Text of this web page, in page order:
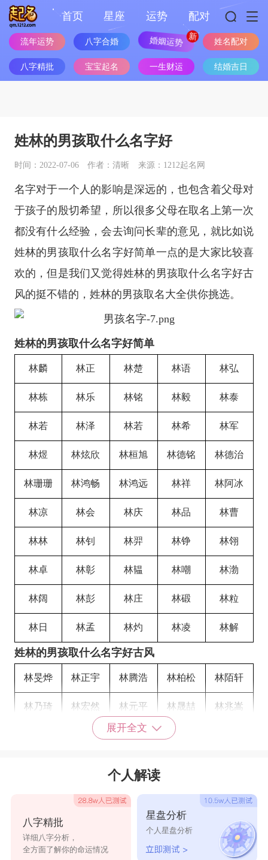
首页 星座 运势 配对
流年运势 八字合婚 婚姻运势 姓名配对
八字精批 宝宝起名 一生财运 结婚吉日
姓林的男孩取什么名字好
时间：2022-07-06 作者：清晰 来源：1212起名网
名字对于一个人的影响是深远的，也包含着父母对
于孩子的殷切希望，所以很多父母在取名上第一次
都没有什么经验，会去询问长辈的意见，就比如说
姓林的男孩取什么名字好简单一点的是大家比较喜
欢的，但是我们又觉得姓林的男孩取什么名字好古
风的挺不错的，姓林的男孩取名大全供你挑选。
姓林的男孩取什么名字好简单
林麟 林正 林楚 林语 林弘
林栋 林乐 林铭 林毅 林泰
林若 林泽 林若 林希 林军
林煜 林炫欣 林桓旭 林德铭 林德治
林珊珊 林鸿畅 林鸿远 林祥 林阿冰
林凉 林会 林庆 林品 林曹
林林 林钊 林羿 林铮 林翎
林卓 林彰 林韫 林嘲 林渤
林阔 林彭 林庄 林碫 林粒
林日 林孟 林灼 林凌 林解
姓林的男孩取什么名字好古风
林旻烨 林正宇 林腾浩 林柏松 林陌轩
林乃琦 林宏然 林元平 林晟喆 林兆嵩
林菘琪 林奕孟 林统连
林舒如 林靖宜 林安娜 林真天
林欧男 林荺茜 林年轩 林成雪
林云瀚 林传基 林晟轩 林思毓 林朝玲
展开全文
个人解读
八字精批
详细八字分析，
全方面了解你的命运情况
星盘分析
个人星盘分析